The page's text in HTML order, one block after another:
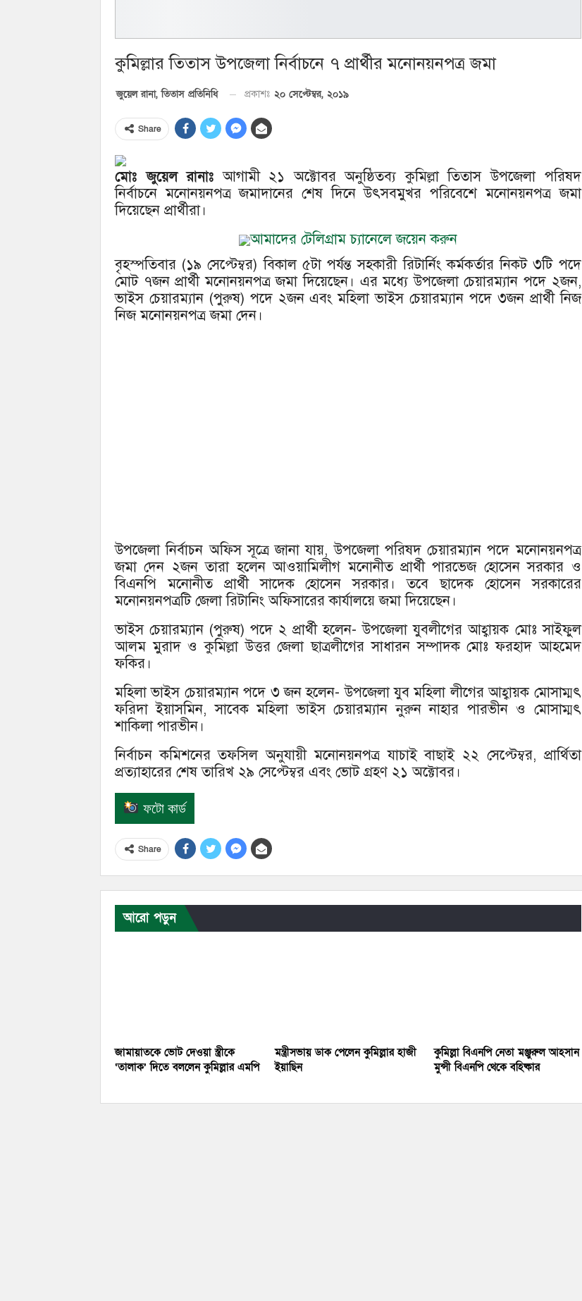
কুমিল্লার তিতাস উপজেলা নির্বাচনে ৭ প্রার্থীর মনোনয়নপত্র জমা
জুয়েল রানা, তিতাস প্রতিনিধি প্রকাশঃ ২০ সেপ্টেম্বর, ২০১৯
Share
মোঃ জুয়েল রানাঃ আগামী ২১ অক্টোবর অনুষ্ঠিতব্য কুমিল্লা তিতাস উপজেলা পরিষদ
নির্বাচনে মনোনয়নপত্র জমাদানের শেষ দিনে উৎসবমুখর পরিবেশে মনোনয়নপত্র জমা
দিয়েছেন প্রার্থীরা।
আমাদের টেলিগ্রাম চ্যানেলে জয়েন করুন
বৃহস্পতিবার (১৯ সেপ্টেম্বর) বিকাল ৫টা পর্যন্ত সহকারী রিটার্নিং কর্মকর্তার নিকট ৩টি পদে
মোট ৭জন প্রার্থী মনোনয়নপত্র জমা দিয়েছেন। এর মধ্যে উপজেলা চেয়ারম্যান পদে ২জন,
ভাইস চেয়ারম্যান (পুরুষ) পদে ২জন এবং মহিলা ভাইস চেয়ারম্যান পদে ৩জন প্রার্থী নিজ
নিজ মনোনয়নপত্র জমা দেন।
উপজেলা নির্বাচন অফিস সূত্রে জানা যায়, উপজেলা পরিষদ চেয়ারম্যান পদে মনোনয়নপত্র
জমা দেন ২জন তারা হলেন আওয়ামিলীগ মনোনীত প্রার্থী পারভেজ হোসেন সরকার ও
বিএনপি মনোনীত প্রার্থী সাদেক হোসেন সরকার। তবে ছাদেক হোসেন সরকারের
মনোনয়নপত্রটি জেলা রিটানিং অফিসারের কার্যালয়ে জমা দিয়েছেন।
ভাইস চেয়ারম্যান (পুরুষ) পদে ২ প্রার্থী হলেন- উপজেলা যুবলীগের আহ্বায়ক মোঃ সাইফুল
আলম মুরাদ ও কুমিল্লা উত্তর জেলা ছাত্রলীগের সাধারন সম্পাদক মোঃ ফরহাদ আহমেদ
ফকির।
মহিলা ভাইস চেয়ারম্যান পদে ৩ জন হলেন- উপজেলা যুব মহিলা লীগের আহ্বায়ক মোসাম্মৎ
ফরিদা ইয়াসমিন, সাবেক মহিলা ভাইস চেয়ারম্যান নুরুন নাহার পারভীন ও মোসাম্মৎ
শাকিলা পারভীন।
নির্বাচন কমিশনের তফসিল অনুযায়ী মনোনয়নপত্র যাচাই বাছাই ২২ সেপ্টেম্বর, প্রার্থিতা
প্রত্যাহারের শেষ তারিখ ২৯ সেপ্টেম্বর এবং ভোট গ্রহণ ২১ অক্টোবর।
ফটো কার্ড
Share
আরো পড়ুন
জামায়াতকে ভোট দেওয়া স্ত্রীকে
‘তালাক’ দিতে বললেন কুমিল্লার এমপি
মন্ত্রীসভায় ডাক পেলেন কুমিল্লার হাজী
ইয়াছিন
কুমিল্লা বিএনপি নেতা মঞ্জুরুল আহসান
মুন্সী বিএনপি থেকে বহিষ্কার